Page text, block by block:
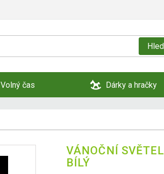
Volný čas Dárky a hračky
VÁNOČNÍ
BÍLÝ